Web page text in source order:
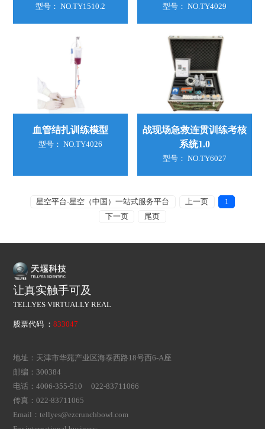
型号： NO.TY1510.2 型号： NO.TY4029
血管结扎训练模型
型号： NO.TY4026
战现场急救连贯训练考核
系统1.0
型号： NO.TY6027
星空平台-星空（中国）一站式服务平台 上一页
1
下一页
尾页
让真实触手可及
TELLYES VIRTUALLY REAL
股票代码 ：833047
地址：天津市华苑产业区海泰西路18号西6-A座
邮编：300384
电话：4006-355-510 022-83711066
传真：022-83711065
Email：tellyes@ezcrunchbowl.com